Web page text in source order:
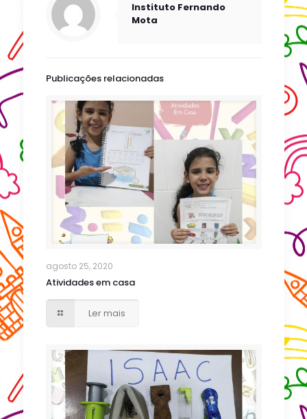
Instituto Fernando
Mota
Publicações relacionadas
agosto 25, 2020
Atividades em casa
Ler mais